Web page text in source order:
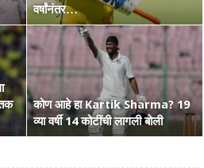
वर्षांनंतर…
कोण आहे हा Kartik Sharma? 19
व्या वर्षी 14 कोटींची लागली बोली
…
Australia Retain The Ashes
2025-2026